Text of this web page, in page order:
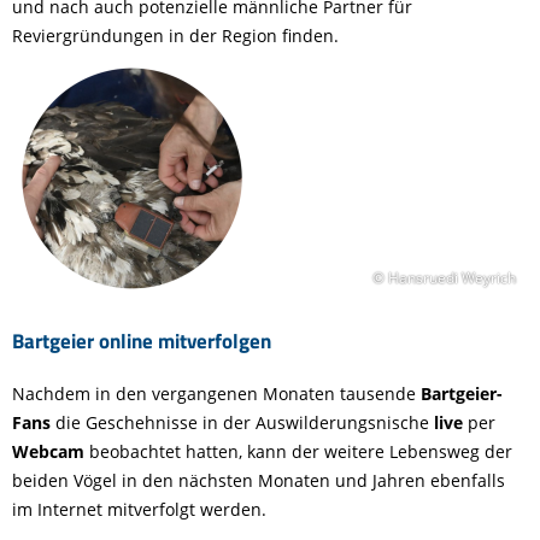
und nach auch potenzielle männliche Partner für
Reviergründungen in der Region finden.
Bartgeier online mitverfolgen
© Hansruedi Weyrich
Nachdem in den vergangenen Monaten tausende Bartgeier-
Fans die Geschehnisse in der Auswilderungsnische live per
Webcam beobachtet hatten, kann der weitere Lebensweg der
beiden Vögel in den nächsten Monaten und Jahren ebenfalls
im Internet mitverfolgt werden.